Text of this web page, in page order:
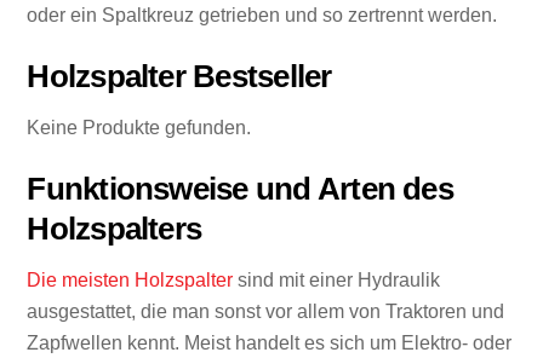
oder ein Spaltkreuz getrieben und so zertrennt werden.
Holzspalter Bestseller
Keine Produkte gefunden.
Funktionsweise und Arten des
Holzspalters
Die meisten Holzspalter sind mit einer Hydraulik
ausgestattet, die man sonst vor allem von Traktoren und
Zapfwellen kennt. Meist handelt es sich um Elektro- oder